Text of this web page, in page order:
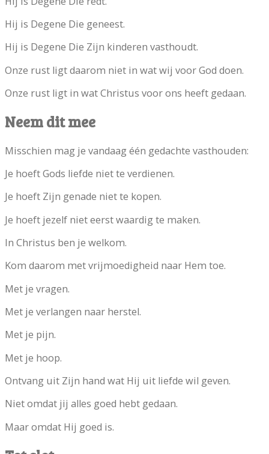
Hij is Degene Die geneest.
Hij is Degene Die Zijn kinderen vasthoudt.
Onze rust ligt daarom niet in wat wij voor God doen.
Onze rust ligt in wat Christus voor ons heeft gedaan.
Neem dit mee
Misschien mag je vandaag één gedachte vasthouden:
Je hoeft Gods liefde niet te verdienen.
Je hoeft Zijn genade niet te kopen.
Je hoeft jezelf niet eerst waardig te maken.
In Christus ben je welkom.
Kom daarom met vrijmoedigheid naar Hem toe.
Met je vragen.
Met je verlangen naar herstel.
Met je pijn.
Met je hoop.
Ontvang uit Zijn hand wat Hij uit liefde wil geven.
Niet omdat jij alles goed hebt gedaan.
Maar omdat Hij goed is.